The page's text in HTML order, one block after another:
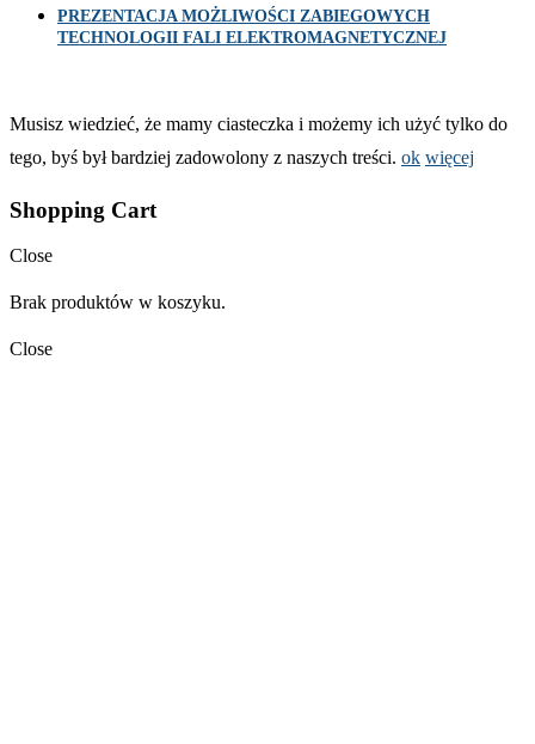
PREZENTACJA MOŻLIWOŚCI ZABIEGOWYCH
TECHNOLOGII FALI ELEKTROMAGNETYCZNEJ
Musisz wiedzieć, że mamy ciasteczka i możemy ich użyć tylko do
tego, byś był bardziej zadowolony z naszych treści. ok więcej
Shopping Cart
Close
Brak produktów w koszyku.
Close